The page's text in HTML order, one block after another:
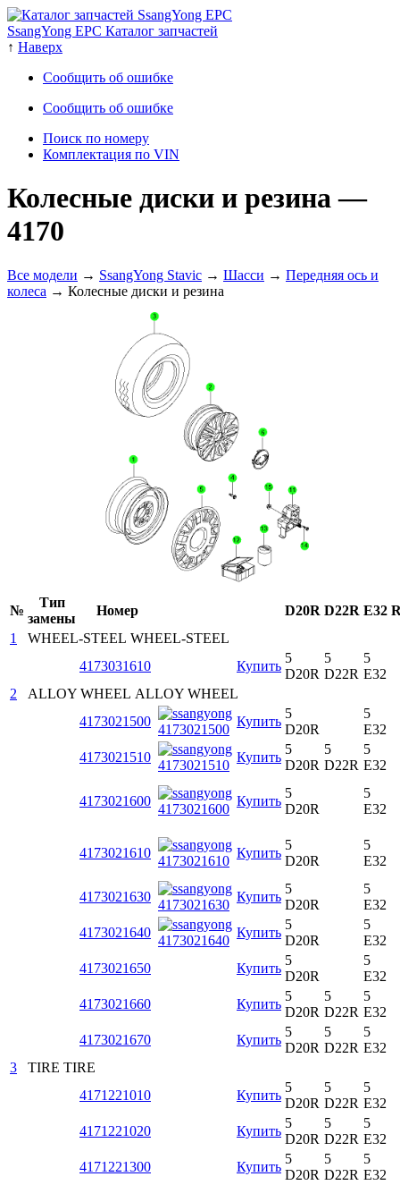
SsangYong EPC Каталог запчастей
↑ Наверх
Сообщить об ошибке
Сообщить об ошибке
Поиск по номеру
Комплектация по VIN
Колесные диски и резина—
4170
Все модели → SsangYong Stavic → Шасси → Передняя ось и
колеса → Колесные диски и резина
№
Тип
замены
Номер D20R D22R E32
1
WHEEL-STEEL WHEEL-STEEL
4173031610
Купить
5
D20R
5
D22R
5
E32
2
ALLOY WHEEL ALLOY WHEEL
4173021500
Купить
5
D20R
5
E32
4173021510
Купить
5
D20R
5
D22R
5
E32
4173021600 Купить
5
D20R
5
E32
4173021610 Купить
5
D20R
5
E32
4173021630 Купить
5
D20R
5
E32
4173021640
Купить
5
D20R
5
E32
4173021650
Купить
5
D20R
5
E32
4173021660
Купить
5
D20R
5
D22R
5
E32
4173021670
Купить
5
D20R
5
D22R
5
E32
3
TIRE TIRE
4171221010
Купить
5
D20R
5
D22R
5
E32
4171221020
Купить
5
D20R
5
D22R
5
E32
4171221300
Купить
5
D20R
5
D22R
5
E32